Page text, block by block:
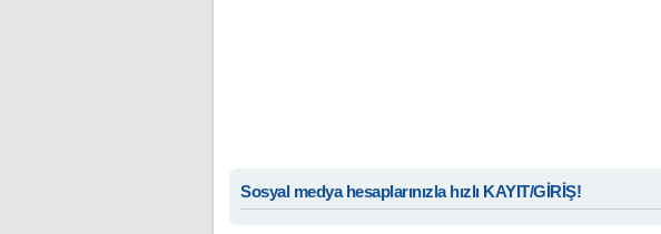
Sosyal medya hesaplarınızla hızlı KAYIT/GİRİŞ!